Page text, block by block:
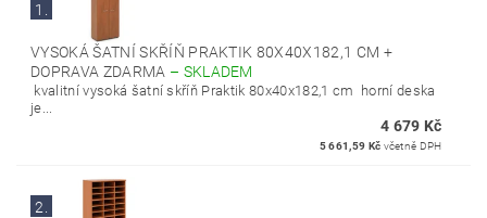
1.
VYSOKÁ ŠATNÍ SKŘÍŇ PRAKTIK 80X40X182,1 CM +
DOPRAVA ZDARMA – SKLADEM
kvalitní vysoká šatní skříň Praktik 80x40x182,1 cm horní deska
je...
4 679 Kč
5 661,59 Kč včetně DPH
2.